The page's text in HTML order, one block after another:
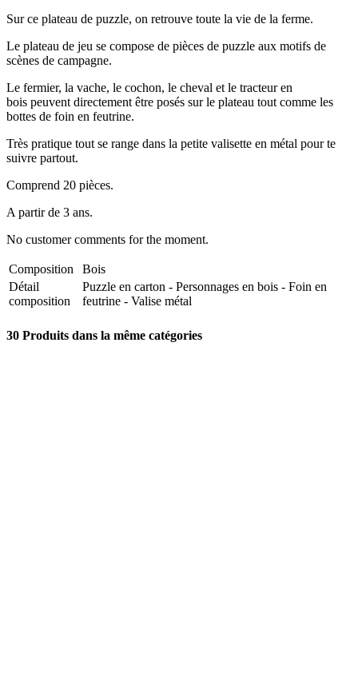
Sur ce plateau de puzzle, on retrouve toute la vie de la ferme.
Le plateau de jeu se compose de pièces de puzzle aux motifs de
scènes de campagne.
Le fermier, la vache, le cochon, le cheval et le tracteur en
bois peuvent directement être posés sur le plateau tout comme les
bottes de foin en feutrine.
Très pratique tout se range dans la petite valisette en métal pour te
suivre partout.
Comprend 20 pièces.
A partir de 3 ans.
No customer comments for the moment.
Composition
Bois
Détail
composition
Puzzle en carton - Personnages en bois - Foin en
feutrine - Valise métal
30 Produits dans la même catégories